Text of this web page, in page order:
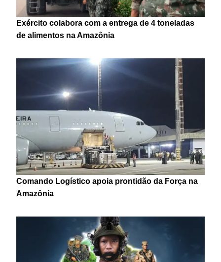
Exército colabora com a entrega de 4 toneladas
de alimentos na Amazônia
Comando Logístico apoia prontidão da Força na
Amazônia